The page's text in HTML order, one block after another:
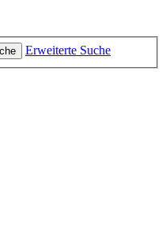
Erweiterte Suche